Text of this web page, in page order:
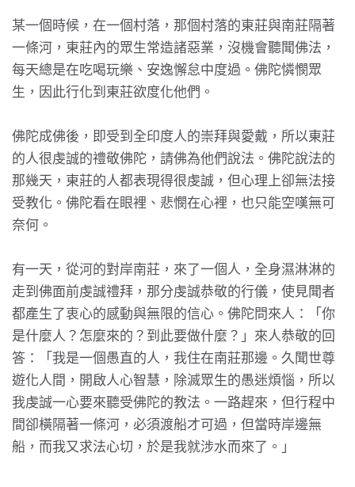
某一個時候，在一個村落，那個村落的東莊與南莊隔著
一條河，東莊內的眾生常造諸惡業，沒機會聽聞佛法，
每天總是在吃喝玩樂、安逸懈怠中度過。佛陀憐憫眾
生，因此行化到東莊欲度化他們。
佛陀成佛後，即受到全印度人的崇拜與愛戴，所以東莊
的人很虔誠的禮敬佛陀，請佛為他們說法。佛陀說法的
那幾天，東莊的人都表現得很虔誠，但心理上卻無法接
受教化。佛陀看在眼裡、悲憫在心裡，也只能空嘆無可
奈何。
有一天，從河的對岸南莊，來了一個人，全身濕淋淋的
走到佛面前虔誠禮拜，那分虔誠恭敬的行儀，使見聞者
都產生了衷心的感動與無限的信心。佛陀問來人：「你
是什麼人？怎麼來的？到此要做什麼？」來人恭敬的回
答：「我是一個愚直的人，我住在南莊那邊。久聞世尊
遊化人間，開啟人心智慧，除滅眾生的愚迷煩惱，所以
我虔誠一心要來聽受佛陀的教法。一路趕來，但行程中
間卻橫隔著一條河，必須渡船才可過，但當時岸邊無
船，而我又求法心切，於是我就涉水而來了。」